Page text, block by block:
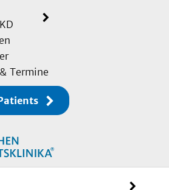
Termine